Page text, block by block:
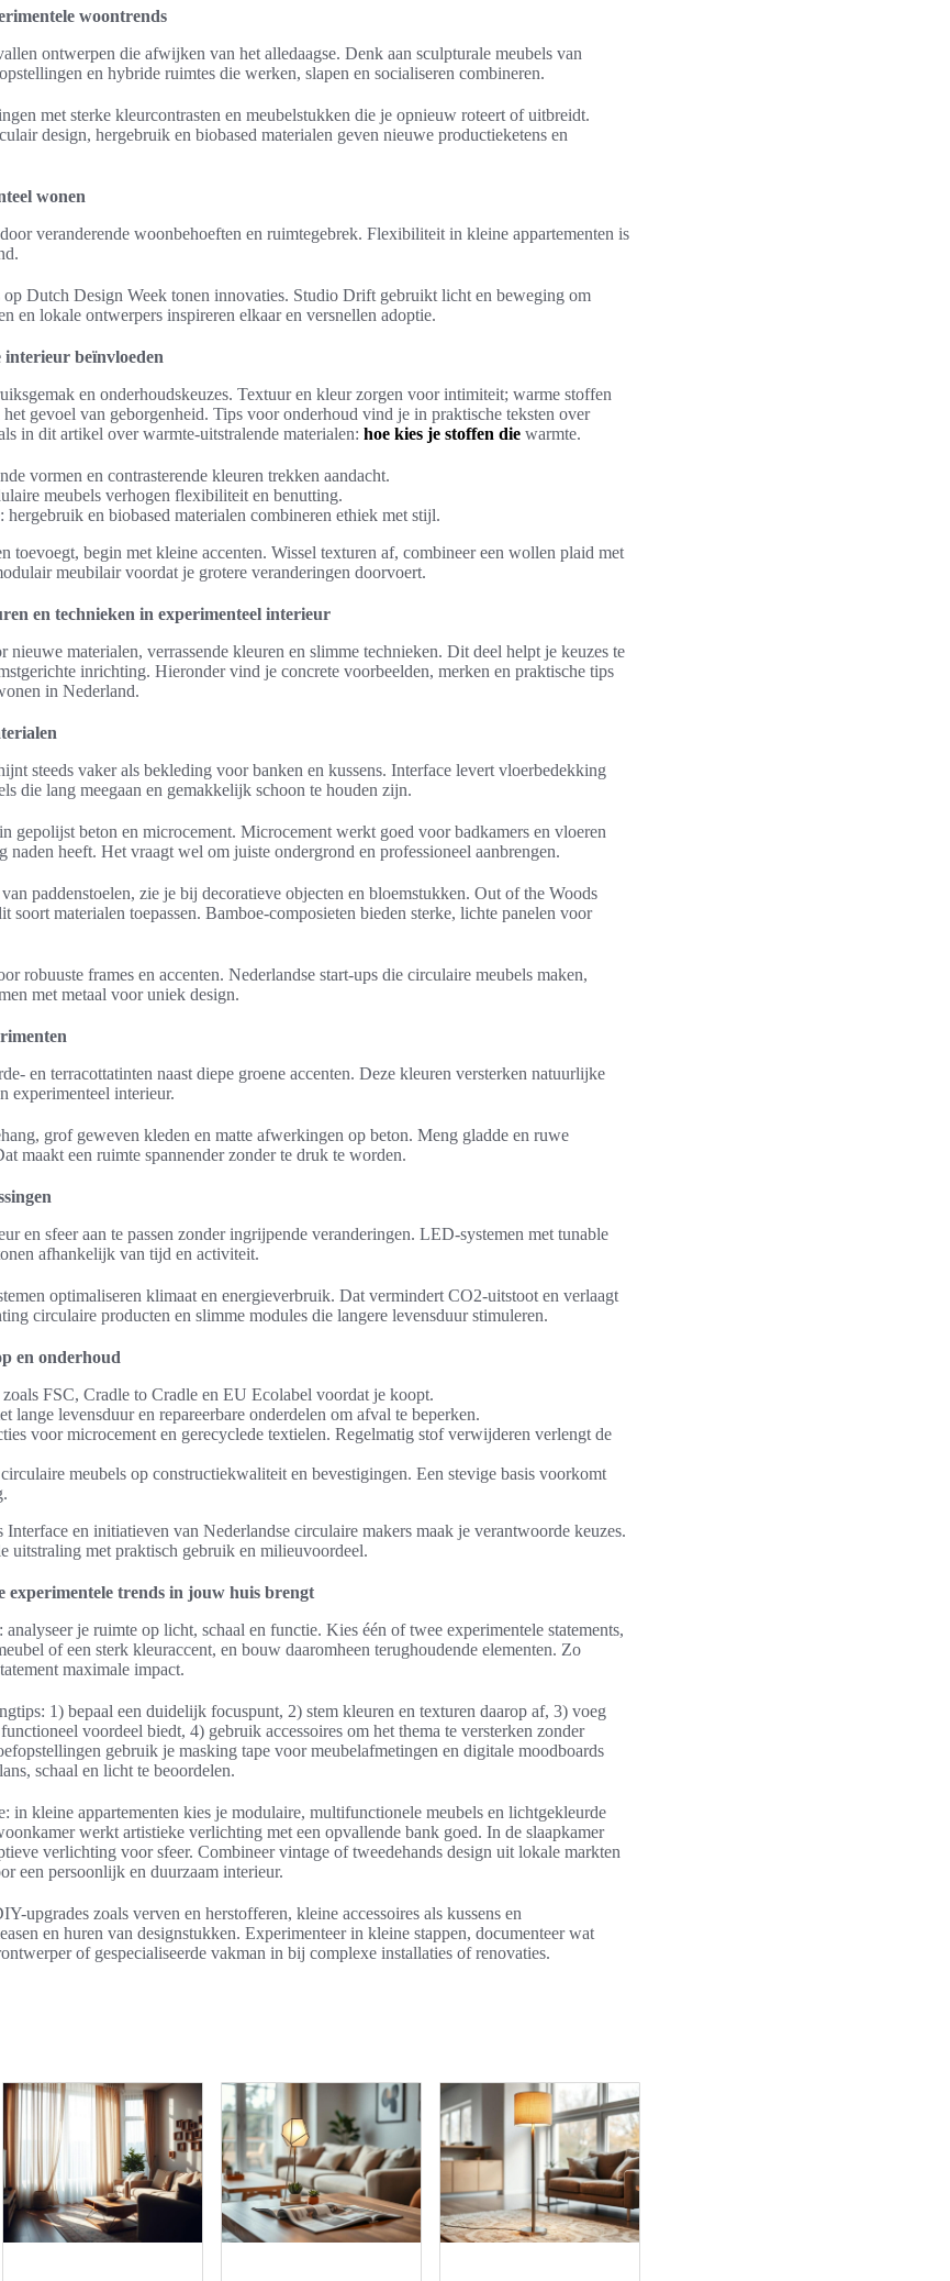
woontrends
ontwerpen die afwijken van het alledaagse. Denk aan sculpturale meubels van
en hybride ruimtes die werken, slapen en socialiseren combineren.
met sterke kleurcontrasten en meubelstukken die je opnieuw roteert of uitbreidt.
design, hergebruik en biobased materialen geven nieuwe productieketens en
wonen
veranderende woonbehoeften en ruimtegebrek. Flexibiliteit in kleine appartementen is
Dutch Design Week tonen innovaties. Studio Drift gebruikt licht en beweging om
en lokale ontwerpers inspireren elkaar en versnellen adoptie.
interieur beïnvloeden
en onderhoudskeuzes. Textuur en kleur zorgen voor intimiteit; warme stoffen
gevoel van geborgenheid. Tips voor onderhoud vind je in praktische teksten over
in dit artikel over warmte-uitstralende materialen: hoe kies je stoffen die warmte.
vormen en contrasterende kleuren trekken aandacht.
meubels verhogen flexibiliteit en benutting.
hergebruik en biobased materialen combineren ethiek met stijl.
toevoegt, begin met kleine accenten. Wissel texturen af, combineer een wollen plaid met
meubilair voordat je grotere veranderingen doorvoert.
en technieken in experimenteel interieur
nieuwe materialen, verrassende kleuren en slimme technieken. Dit deel helpt je keuzes te
inrichting. Hieronder vind je concrete voorbeelden, merken en praktische tips
in Nederland.
steeds vaker als bekleding voor banken en kussens. Interface levert vloerbedekking
die lang meegaan en gemakkelijk schoon te houden zijn.
gepolijst beton en microcement. Microcement werkt goed voor badkamers en vloeren
naden heeft. Het vraagt wel om juiste ondergrond en professioneel aanbrengen.
paddenstoelen, zie je bij decoratieve objecten en bloemstukken. Out of the Woods
soort materialen toepassen. Bamboe-composieten bieden sterke, lichte panelen voor
robuuste frames en accenten. Nederlandse start-ups die circulaire meubels maken,
met metaal voor uniek design.
en terracottatinten naast diepe groene accenten. Deze kleuren versterken natuurlijke
experimenteel interieur.
grof geweven kleden en matte afwerkingen op beton. Meng gladde en ruwe
maakt een ruimte spannender zonder te druk te worden.
en sfeer aan te passen zonder ingrijpende veranderingen. LED-systemen met tunable
afhankelijk van tijd en activiteit.
optimaliseren klimaat en energieverbruik. Dat vermindert CO2-uitstoot en verlaagt
circulaire producten en slimme modules die langere levensduur stimuleren.
en onderhoud
FSC, Cradle to Cradle en EU Ecolabel voordat je koopt.
lange levensduur en repareerbare onderdelen om afval te beperken.
voor microcement en gerecyclede textielen. Regelmatig stof verwijderen verlengt de
meubels op constructiekwaliteit en bevestigingen. Een stevige basis voorkomt
en initiatieven van Nederlandse circulaire makers maak je verantwoorde keuzes.
uitstraling met praktisch gebruik en milieuvoordeel.
experimentele trends in jouw huis brengt
je ruimte op licht, schaal en functie. Kies één of twee experimentele statements,
of een sterk kleuraccent, en bouw daaromheen terughoudende elementen. Zo
maximale impact.
1) bepaal een duidelijk focuspunt, 2) stem kleuren en texturen daarop af, 3) voeg
voordeel biedt, 4) gebruik accessoires om het thema te versterken zonder
gebruik je masking tape voor meubelafmetingen en digitale moodboards
schaal en licht te beoordelen.
in kleine appartementen kies je modulaire, multifunctionele meubels en lichtgekleurde
werkt artistieke verlichting met een opvallende bank goed. In de slaapkamer
verlichting voor sfeer. Combineer vintage of tweedehands design uit lokale markten
een persoonlijk en duurzaam interieur.
upgrades zoals verven en herstofferen, kleine accessoires als kussens en
en huren van designstukken. Experimenteer in kleine stappen, documenteer wat
of gespecialiseerde vakman in bij complexe installaties of renovaties.